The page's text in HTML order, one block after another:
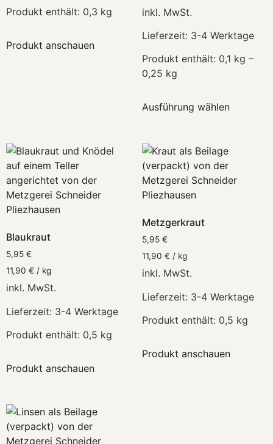
Produkt enthält: 0,3 kg
Produkt anschauen
inkl. MwSt.
Lieferzeit: 3-4 Werktage
Produkt enthält: 0,1 kg –
0,25 kg
Ausführung wählen
Blaukraut
5,95 €
11,90 € / kg
inkl. MwSt.
Lieferzeit: 3-4 Werktage
Produkt enthält: 0,5 kg
Produkt anschauen
Metzgerkraut
5,95 €
11,90 € / kg
inkl. MwSt.
Lieferzeit: 3-4 Werktage
Produkt enthält: 0,5 kg
Produkt anschauen